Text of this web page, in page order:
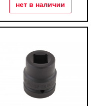
нет в наличии